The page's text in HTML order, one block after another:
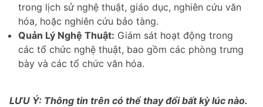
trong lịch sử nghệ thuật, giáo dục, nghiên cứu văn
hóa, hoặc nghiên cứu bảo tàng.
Quản Lý Nghệ Thuật: Giám sát hoạt động trong
các tổ chức nghệ thuật, bao gồm các phòng trưng
bày và các tổ chức văn hóa.
LƯU Ý: Thông tin trên có thể thay đổi bất kỳ lúc nào.